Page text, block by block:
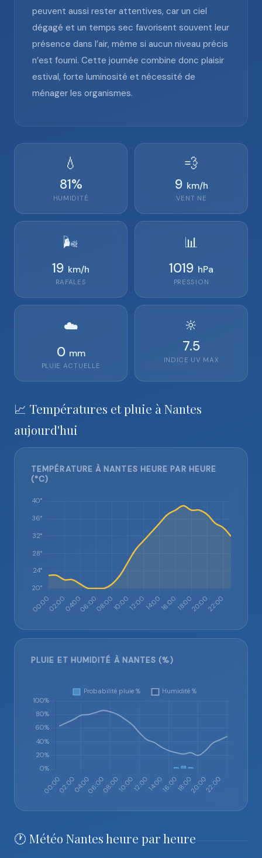
peuvent aussi rester attentives, car un ciel
dégagé et un temps sec favorisent souvent leur
présence dans l’air, même si aucun niveau précis
n’est fourni. Cette journée combine donc plaisir
estival, forte luminosité et nécessité de
ménager les organismes.
💧
81%
HUMIDITÉ
💨
9 km/h
VENT NE
🌬️
19 km/h
RAFALES
📊
1019 hPa
PRESSION
☁️
0 mm
PLUIE ACTUELLE
🔆
7.5
INDICE UV MAX
📈 Températures et pluie à Nantes
aujourd'hui
TEMPÉRATURE À NANTES HEURE PAR HEURE
(°C)
PLUIE ET HUMIDITÉ À NANTES (%)
🕐 Météo Nantes heure par heure